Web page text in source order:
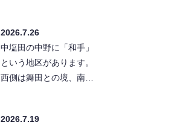
類に入ります…
2026.7.26
中塩田の中野に「和手」
という地区があります。
西側は舞田との境、南に
線の北…
2026.7.19